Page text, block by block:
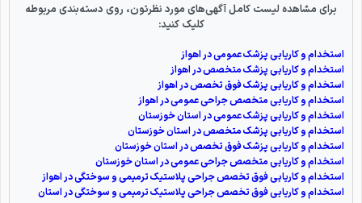
برای مشاهده لیست کامل آگهی‌های مورد نظرتون، روی دسته‌بندی مربوطه
کلیک کنید:
استخدام و کاریابی پزشک عمومی در اهواز
استخدام و کاریابی پزشک متخصص در اهواز
استخدام و کاریابی پزشک فوق تخصص در اهواز
استخدام و کاریابی متخصص جراحی عمومی در اهواز
استخدام و کاریابی پزشک عمومی در استان خوزستان
استخدام و کاریابی پزشک متخصص در استان خوزستان
استخدام و کاریابی پزشک فوق تخصص در استان خوزستان
استخدام و کاریابی متخصص جراحی عمومی در استان خوزستان
استخدام و کاریابی فوق تخصص جراحی پلاستيک ترميمی و سوختگی در اهواز
استخدام و کاریابی فوق تخصص جراحی پلاستيک ترميمی و سوختگی در استان